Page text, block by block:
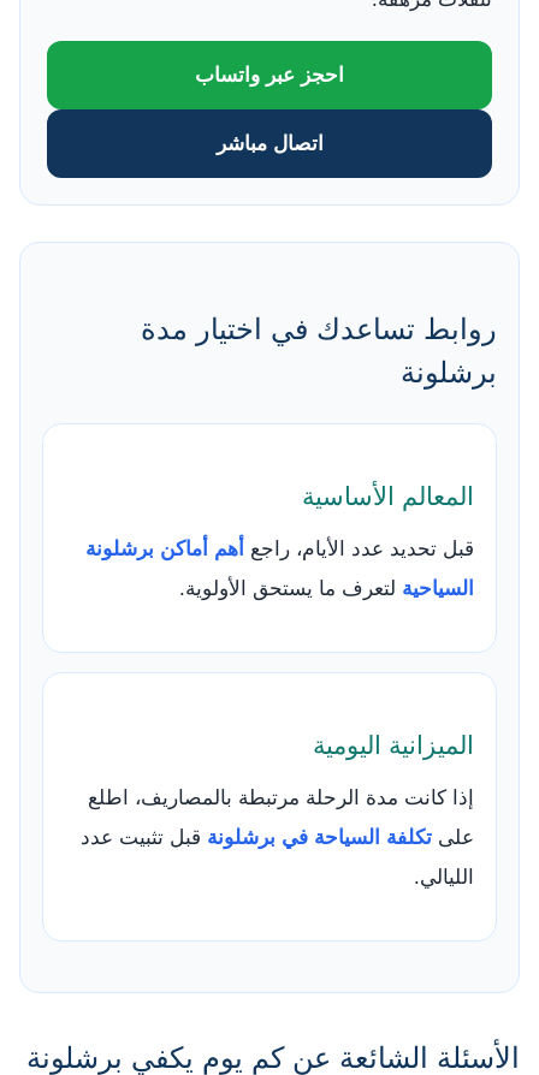
احجز عبر واتساب
اتصال مباشر
روابط تساعدك في اختيار مدة
برشلونة
المعالم الأساسية
قبل تحديد عدد الأيام، راجع أهم أماكن برشلونة
السياحية لتعرف ما يستحق الأولوية.
الميزانية اليومية
إذا كانت مدة الرحلة مرتبطة بالمصاريف، اطلع
على تكلفة السياحة في برشلونة قبل تثبيت عدد
الليالي.
الأسئلة الشائعة عن كم يوم يكفي برشلونة